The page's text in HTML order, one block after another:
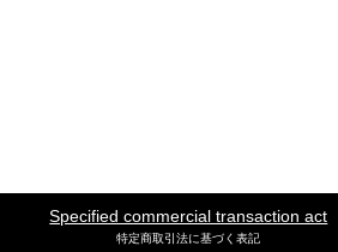
Specified commercial transaction act
特定商取引法に基づく表記